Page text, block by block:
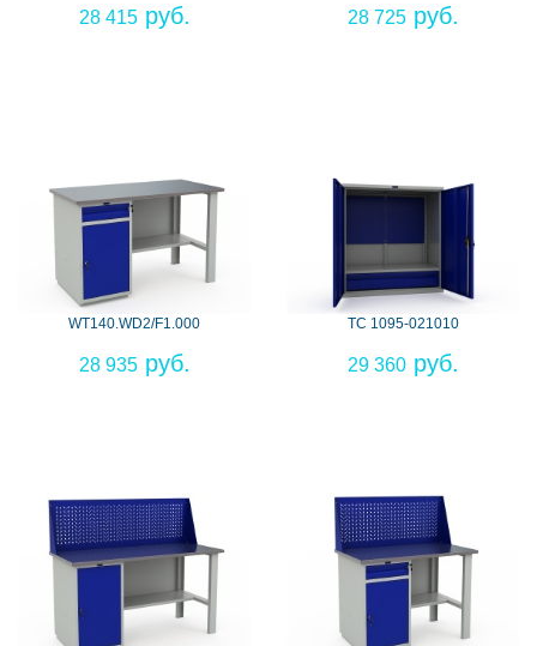
28 415 28 725
WT140.WD2/F1.000
28 935
ТС 1095-021010
29 360